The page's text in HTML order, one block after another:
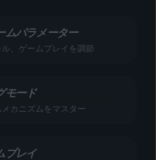
ムパラメーター
、ゲームプレイを調節
モード
カニズムをマスター
プレイ